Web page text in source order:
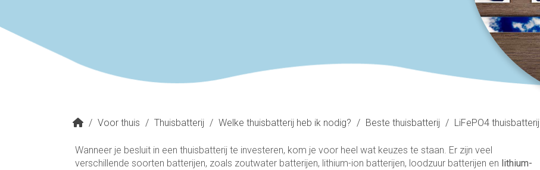
/ Voor thuis / Thuisbatterij / Welke thuisbatterij heb ik nodig? / Beste thuisbatterij / LiFePO4 thuisbatterij
Wanneer je besluit in een thuisbatterij te investeren, kom je voor heel wat keuzes te staan. Er zijn veel
verschillende soorten batterijen, zoals zoutwater batterijen, lithium-ion batterijen, loodzuur batterijen en lithium-